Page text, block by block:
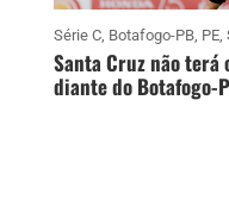
Série C, Botafogo-PB, PE,
Santa Cruz não terá
diante do Botafogo-